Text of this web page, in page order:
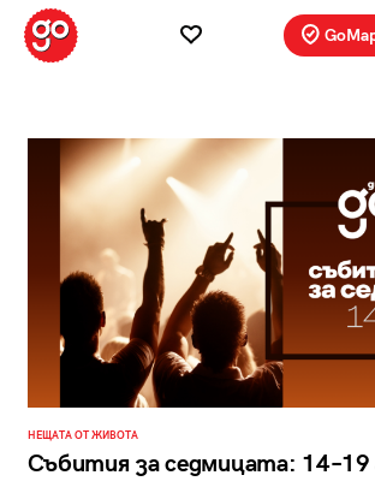
НЕЩАТА ОТ ЖИВОТА
Събития за седмицата: 14–19